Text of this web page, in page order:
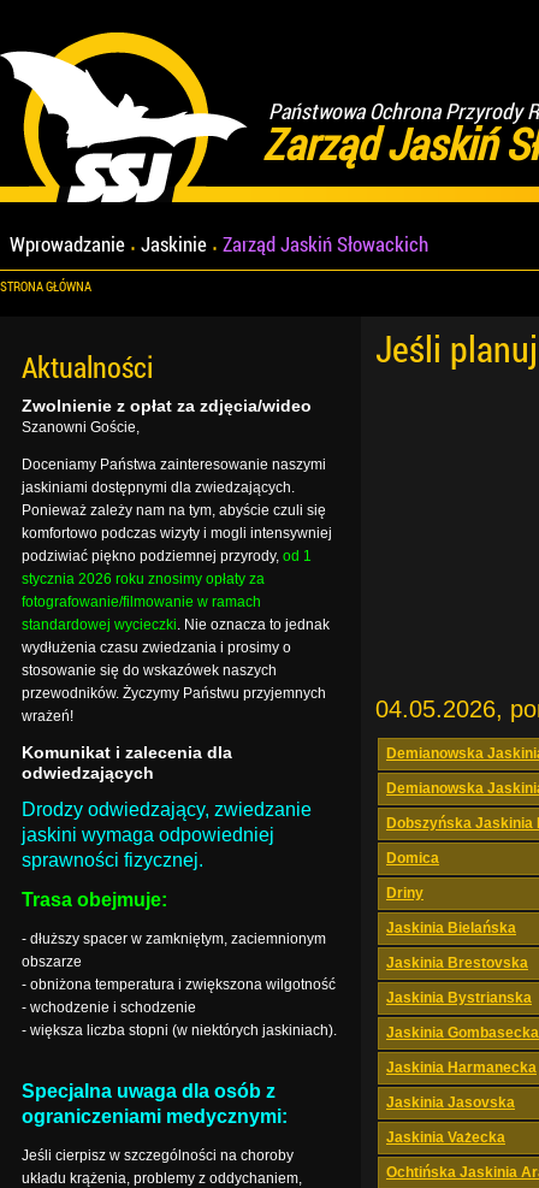
Państwowa Ochrona Przyrody
Zarząd Jaskiń
Wprowadzanie Jaskinie Zarząd Jaskiń Słowackich
STRONA GŁÓWNA
Jeśli
04.05.2026,
Demianowska
Demianowska
Dobszyńska Jaskinia
Domica
Driny
Jaskinia Bielańska
Jaskinia Brestovska
Jaskinia Bystrianska
Jaskinia Gombasecka
Jaskinia Harmanecka
Jaskinia Jasovska
Jaskinia Vażecka
Ochtińska Jaskinia
Aktualności
Zwolnienie z opłat za zdjęcia/wideo
Szanowni Goście,
Doceniamy Państwa zainteresowanie naszymi
jaskiniami dostępnymi dla zwiedzających.
Ponieważ zależy nam na tym, abyście czuli się
komfortowo podczas wizyty i mogli intensywniej
podziwiać piękno podziemnej przyrody, od 1
stycznia 2026 roku znosimy opłaty za
fotografowanie/filmowanie w ramach
standardowej wycieczki. Nie oznacza to jednak
wydłużenia czasu zwiedzania i prosimy o
stosowanie się do wskazówek naszych
przewodników. Życzymy Państwu przyjemnych
wrażeń!
Komunikat i zalecenia dla
odwiedzających
Drodzy odwiedzający, zwiedzanie
jaskini wymaga odpowiedniej
sprawności fizycznej.
Trasa obejmuje:
- dłuższy spacer w zamkniętym, zaciemnionym
obszarze
- obniżona temperatura i zwiększona wilgotność
- wchodzenie i schodzenie
- większa liczba stopni (w niektórych jaskiniach).
Specjalna uwaga dla osób z
ograniczeniami medycznymi:
Jeśli cierpisz w szczególności na choroby
układu krążenia, problemy z oddychaniem,